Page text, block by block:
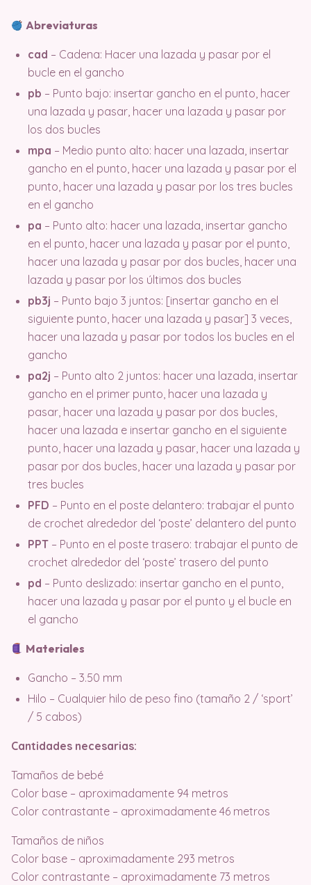
Abreviaturas
cad – Cadena: Hacer una lazada y pasar por el
bucle en el gancho
pb – Punto bajo: insertar gancho en el punto, hacer
una lazada y pasar, hacer una lazada y pasar por
los dos bucles
mpa – Medio punto alto: hacer una lazada, insertar
gancho en el punto, hacer una lazada y pasar por el
punto, hacer una lazada y pasar por los tres bucles
en el gancho
pa – Punto alto: hacer una lazada, insertar gancho
en el punto, hacer una lazada y pasar por el punto,
hacer una lazada y pasar por dos bucles, hacer una
lazada y pasar por los últimos dos bucles
pb3j – Punto bajo 3 juntos: [insertar gancho en el
siguiente punto, hacer una lazada y pasar] 3 veces,
hacer una lazada y pasar por todos los bucles en el
gancho
pa2j – Punto alto 2 juntos: hacer una lazada, insertar
gancho en el primer punto, hacer una lazada y
pasar, hacer una lazada y pasar por dos bucles,
hacer una lazada e insertar gancho en el siguiente
punto, hacer una lazada y pasar, hacer una lazada y
pasar por dos bucles, hacer una lazada y pasar por
tres bucles
PFD – Punto en el poste delantero: trabajar el punto
de crochet alrededor del ‘poste’ delantero del punto
PPT – Punto en el poste trasero: trabajar el punto de
crochet alrededor del ‘poste’ trasero del punto
pd – Punto deslizado: insertar gancho en el punto,
hacer una lazada y pasar por el punto y el bucle en
el gancho
Materiales
Gancho – 3.50 mm
Hilo – Cualquier hilo de peso fino (tamaño 2 / ‘sport’
/ 5 cabos)
Cantidades necesarias:
Tamaños de bebé
Color base – aproximadamente 94 metros
Color contrastante – aproximadamente 46 metros
Tamaños de niños
Color base – aproximadamente 293 metros
Color contrastante – aproximadamente 73 metros